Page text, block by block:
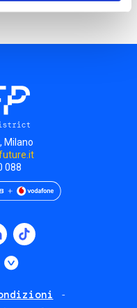
Milano
088
Mostra ulteriori